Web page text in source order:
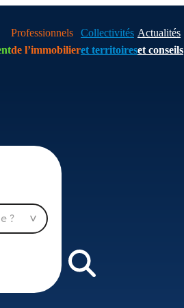
Professionnels
de l’immobilier
Collectivités
et territoires
Actualités
et conseils